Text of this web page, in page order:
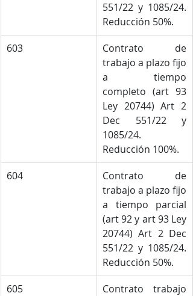
551/22 y 1085/24.
Reducción 50%.
603
Contrato de
trabajo a plazo fijo
a tiempo
completo (art 93
Ley 20744) Art 2
Dec 551/22 y
1085/24.
Reducción 100%.
604
Contrato de
trabajo a plazo fijo
a tiempo parcial
(art 92 y art 93 Ley
20744) Art 2 Dec
551/22 y 1085/24.
Reducción 50%.
605
Contrato trabajo